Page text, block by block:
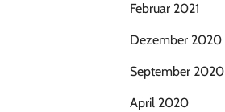
Februar 2021
Dezember 2020
September 2020
April 2020